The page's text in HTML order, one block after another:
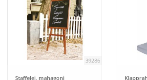
39286
Staffelei, mahagoni